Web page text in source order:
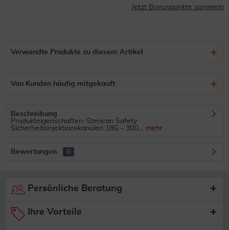
Jetzt Bonuspunkte sammeln
Verwandte Produkte zu diesem Artikel
Von Kunden häufig mitgekauft
Beschreibung
Produkteigenschaften: Sterican Safety
Sicherheitsinjektionskanülen 18G - 30G... mehr
Bewertungen 0
Persönliche Beratung
Ihre Vorteile